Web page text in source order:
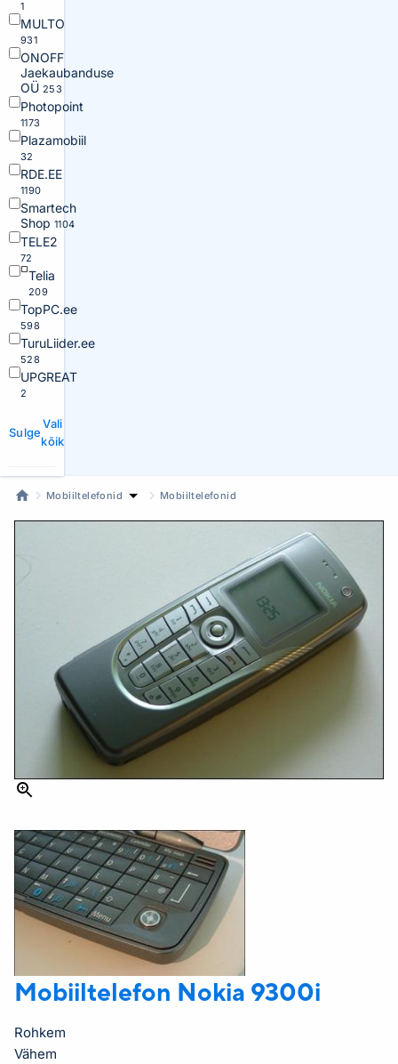
1
MULTO
931
ONOFF
Jaekaubanduse
OÜ 253
Photopoint
1173
Plazamobiil
32
RDE.EE
1190
Smartech
Shop 1104
TELE2
72
Telia
209
TopPC.ee
598
TuruLiider.ee
528
UPGREAT
2
Sulge
Vali
kõik
Mobiiltelefonid Mobiiltelefonid
Mobiiltelefon Nokia 9300i
Rohkem
Vähem